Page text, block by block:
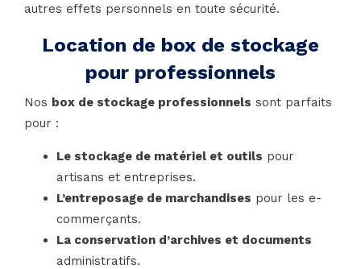
autres effets personnels en toute sécurité.
Location de box de stockage
pour professionnels
Nos box de stockage professionnels sont parfaits
pour :
Le stockage de matériel et outils pour
artisans et entreprises.
L’entreposage de marchandises pour les e-
commerçants.
La conservation d’archives et documents
administratifs.